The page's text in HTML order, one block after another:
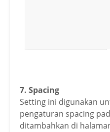
7. Spacing
Setting ini digunakan
pengaturan spacing
ditambahkan di